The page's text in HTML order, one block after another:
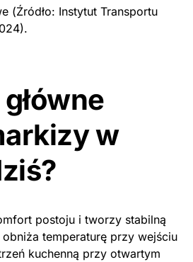
(Źródło: Instytut Transportu
w
postoju i tworzy stabilną
obniża temperaturę przy wejściu
kuchenną przy otwartym